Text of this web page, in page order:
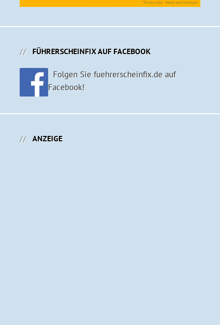
FÜHRERSCHEINFIX AUF FACEBOOK
Folgen Sie fuehrerscheinfix.de auf
Facebook!
ANZEIGE